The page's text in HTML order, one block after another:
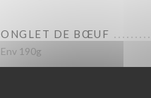
ONGLET DE BŒUF
Env 190g